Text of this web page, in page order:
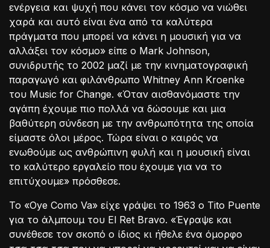
ενέργεια και ψυχή που κάνει τον κόσμο να νιώθει
χαρά και αυτό είναι ένα από τα καλύτερα
πράγματα που μπορεί να κάνει η μουσική για να
αλλάξει τον κόσμο» είπε ο Mark Johnson,
συνιδρυτής το 2002 μαζί με την κινηματογραφική
παραγωγό και φιλάνθρωπο Whitney Ann Kroenke
του Music for Change. «Όταν αισθανόμαστε την
αγάπη έχουμε πιο πολλά να δώσουμε και μια
βαθύτερη σύνδεση με την ανθρωπότητα της οποία
είμαστε όλοι μέρος. Τώρα είναι ο καιρός να
ενωθούμε ως ανθρώπινη φυλή και η μουσική είναι
το καλύτερο εργαλείο που έχουμε για να το
επιτύχουμε» πρόσθεσε.
Το «Oye Como Va» είχε γράψει το 1963 ο Tito Puente
για το άλμπουμ του El Ret Bravo. «Έγραψε και
συνέθεσε τον σκοπό ο ίδιος κι ήθελε ένα όμορφο